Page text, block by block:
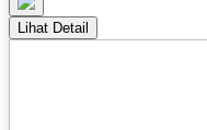
Lihat Detail